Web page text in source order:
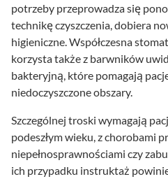
potrzeby przeprowadza się
technikę czyszczenia, dobiera
higieniczne. Współczesna
korzysta także z barwników
bakteryjną, które pomagają
niedoczyszczone obszary.
Szczególnej troski wymagają
podeszłym wieku, z chorobami
niepełnosprawnościami czy
ich przypadku instruktaż